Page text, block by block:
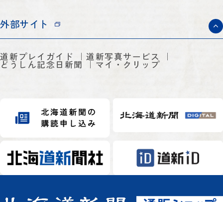
外部サイト
道新プレイガイド 道新写真サービス
どうしん記念日新聞 マイ・クリップ